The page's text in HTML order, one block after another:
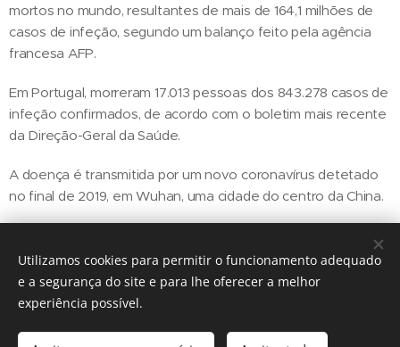
mortos no mundo, resultantes de mais de 164,1 milhões de
casos de infeção, segundo um balanço feito pela agência
francesa AFP.
Em Portugal, morreram 17.013 pessoas dos 843.278 casos de
infeção confirmados, de acordo com o boletim mais recente
da Direção-Geral da Saúde.
A doença é transmitida por um novo coronavírus detetado
no final de 2019, em Wuhan, uma cidade do centro da China.
Share
Utilizamos cookies para permitir o funcionamento adequado
e a segurança do site e para lhe oferecer a melhor
experiência possível.